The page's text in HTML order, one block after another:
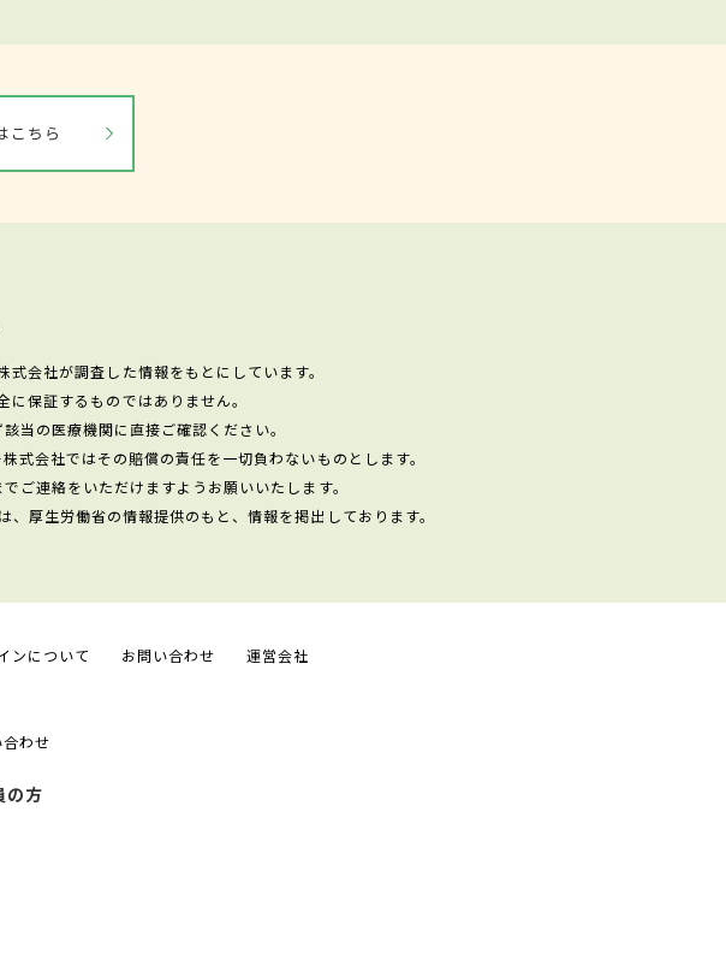
こちら
会社が調査した情報をもとにしています。
保証するものではありません。
当の医療機関に直接ご確認ください。
式会社ではその賠償の責任を一切負わないものとします。
ご連絡をいただけますようお願いいたします。
厚生労働省の情報提供のもと、情報を掲出しております。
ンについて お問い合わせ 運営会社
わせ
の方